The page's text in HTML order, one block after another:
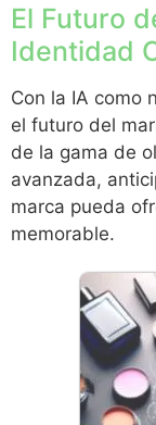
El Futuro
Identidad
Con la IA como
el futuro del
de la gama de
avanzada,
marca pueda
memorable.